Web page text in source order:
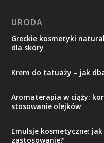
URODA
Greckie kosmetyki
dla skóry
Krem do tatuaży – jak
Aromaterapia w ciąży:
stosowanie olejków
Emulsje kosmetyczne:
zastosowanie?